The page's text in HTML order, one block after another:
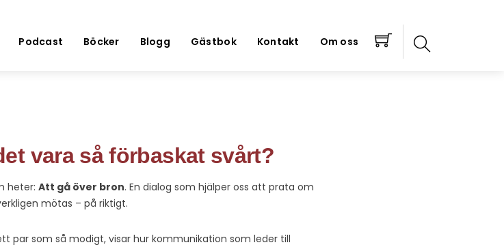
Podcast Böcker Blogg Gästbok Kontakt Om oss
vara så förbaskat svårt?
heter: Att gå över bron. En dialog som hjälper oss att prata om
mötas – på riktigt.
par som så modigt, visar hur kommunikation som leder till